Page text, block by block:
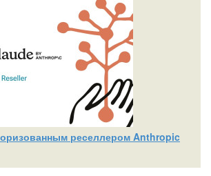
реселлером Anthropic